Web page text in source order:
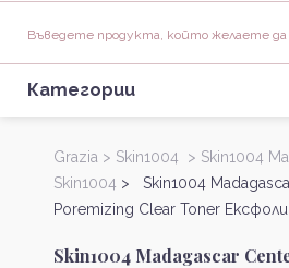
Категории
Grazia > Skin1004 > Skin1004
Skin1004 > Skin1004
Poremizing Clear Toner
Skin1004 Madagascar